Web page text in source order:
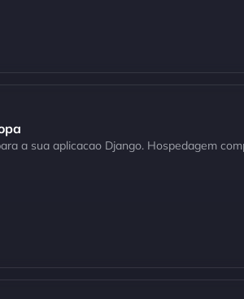
a sua aplicacao Django. Hospedagem